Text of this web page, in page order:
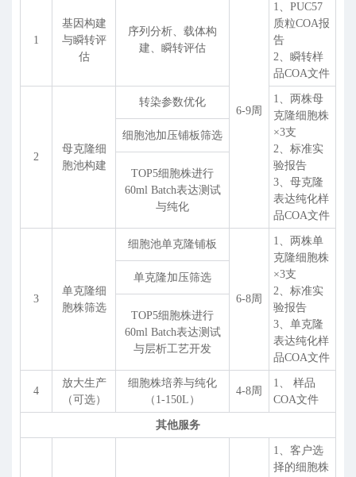
1
基因构建
与瞬转评
估
序列分析、载体构
建、瞬转评估
6-9周
1、PUC57
质粒COA报
告
2、瞬转样
品COA文件
2
母克隆细
胞池构建
转染参数优化
1、两株母
克隆细胞株
×3支
2、标准实
验报告
3、母克隆
表达纯化样
品COA文件
细胞池加压铺板筛选
TOP5细胞株进行
60ml Batch表达测试
与纯化
3
单克隆细
胞株筛选
细胞池单克隆铺板
6-8周
1、两株单
克隆细胞株
×3支
2、标准实
验报告
3、单克隆
表达纯化样
品COA文件
单克隆加压筛选
TOP5细胞株进行
60ml Batch表达测试
与层析工艺开发
4
放大生产
（可选）
细胞株培养与纯化
（1-150L）
4-8周
1、 样品
COA文件
其他服务
1、客户选
择的细胞株